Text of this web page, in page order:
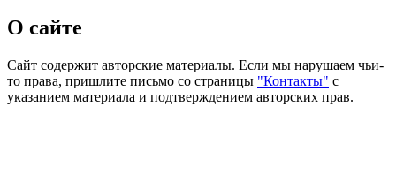
О сайте
Сайт содержит авторские материалы. Если мы нарушаем чьи-
то права, пришлите письмо со страницы "Контакты" с
указанием материала и подтверждением авторских прав.